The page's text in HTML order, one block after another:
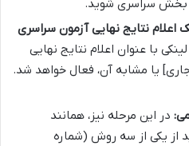
بخش سراسری شوید.
اعلام نتایج نهایی آزمون سراسری
با عنوان اعلام نتایج نهایی
یا مشابه آن، فعال خواهد شد.
در این مرحله نیز، همانند
از یکی از سه روش (شماره